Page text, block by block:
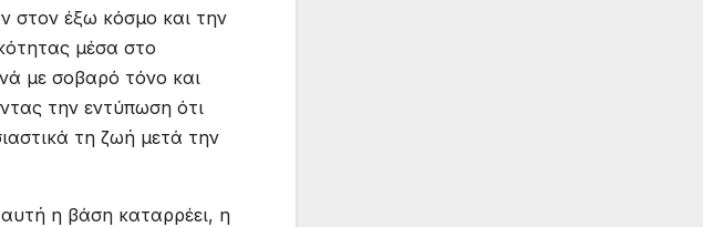
στον έξω κόσμο και την
μέσα στο
με σοβαρό τόνο και
την εντύπωση ότι
τη ζωή μετά την
η βάση καταρρέει, η